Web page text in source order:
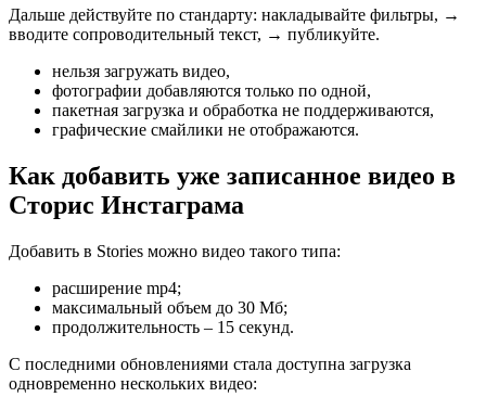
Дальше действуйте по стандарту: накладывайте фильтры, →
вводите сопроводительный текст, → публикуйте.
нельзя загружать видео,
фотографии добавляются только по одной,
пакетная загрузка и обработка не поддерживаются,
графические смайлики не отображаются.
Как добавить уже записанное видео в
Сторис Инстаграма
Добавить в Stories можно видео такого типа:
расширение mp4;
максимальный объем до 30 Мб;
продолжительность – 15 секунд.
С последними обновлениями стала доступна загрузка
одновременно нескольких видео: